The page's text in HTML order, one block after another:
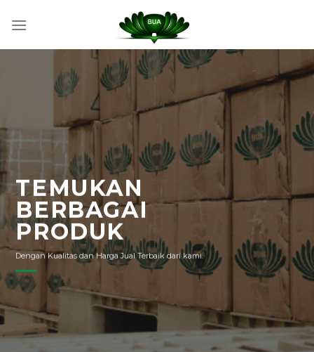
TEMUKAN
BERBAGAI
PRODUK
Dengan Kualitas dan Harga Jual Terbaik dari kami.